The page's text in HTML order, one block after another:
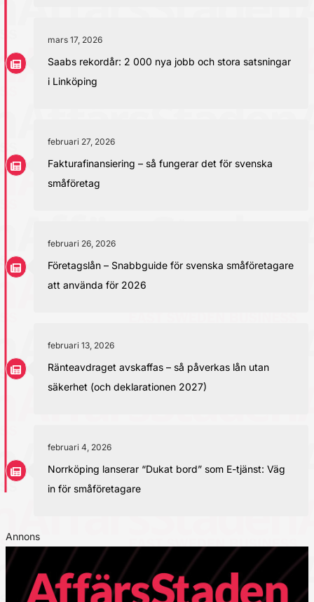
mars 17, 2026
Saabs rekordår: 2 000 nya jobb och stora satsningar
i Linköping
februari 27, 2026
Fakturafinansiering – så fungerar det för svenska
småföretag
februari 26, 2026
Företagslån – Snabbguide för svenska småföretagare
att använda för 2026
februari 13, 2026
Ränteavdraget avskaffas – så påverkas lån utan
säkerhet (och deklarationen 2027)
februari 4, 2026
Norrköping lanserar “Dukat bord” som E-tjänst: Väg
in för småföretagare
Annons